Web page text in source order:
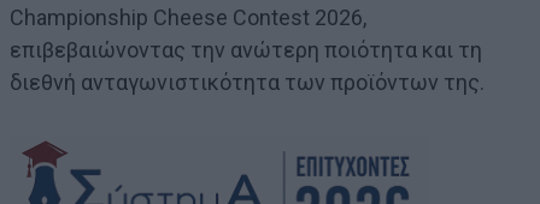
Championship Cheese Contest 2026,
επιβεβαιώνοντας την ανώτερη ποιότητα και τη
διεθνή ανταγωνιστικότητα των προϊόντων της.